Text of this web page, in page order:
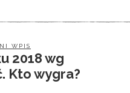
WPIS
2018 wg
Kto wygra?